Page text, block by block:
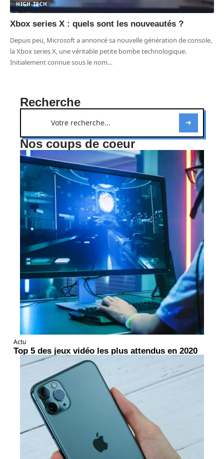
HIGH-TECH
Xbox series X : quels sont les nouveautés ?
Depuis peu, Microsoft a annoncé sa nouvelle génération de console,
la Xbox series X, une véritable petite bombe technologique.
Initialement connue sous le nom…
Recherche
Nos coups de coeur
Actu
Top 5 des jeux vidéo les plus attendus en 2020